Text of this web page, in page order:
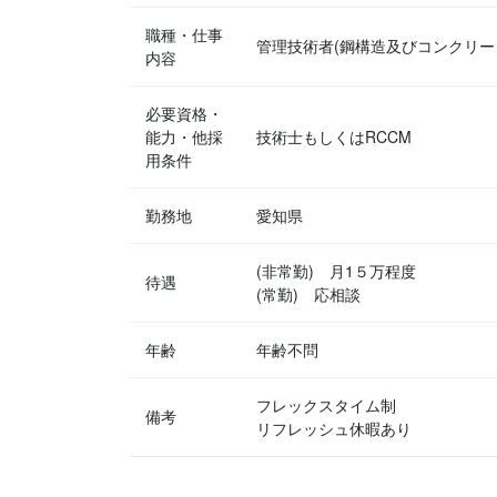
職種・仕事
内容
管理技術者(鋼構造及びコンクリ
必要資格・
能力・他採
用条件
技術士もしくはRCCM
勤務地 愛知県
待遇
(非常勤) 月1５万程度
(常勤) 応相談
年齢 年齢不問
備考
フレックスタイム制
リフレッシュ休暇あり